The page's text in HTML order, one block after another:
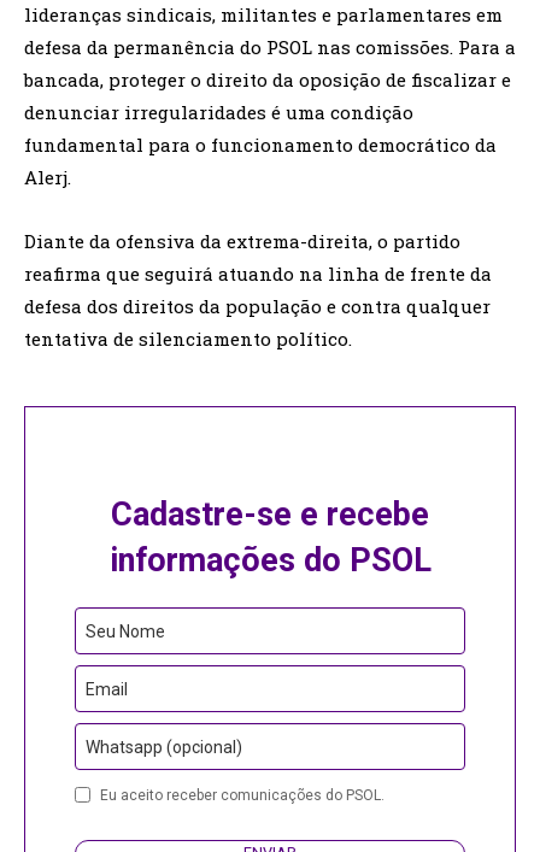
lideranças sindicais, militantes e parlamentares em
defesa da permanência do PSOL nas comissões. Para a
bancada, proteger o direito da oposição de fiscalizar e
denunciar irregularidades é uma condição
fundamental para o funcionamento democrático da
Alerj.
Diante da ofensiva da extrema-direita, o partido
reafirma que seguirá atuando na linha de frente da
defesa dos direitos da população e contra qualquer
tentativa de silenciamento político.
Cadastre-se e recebe
informações do PSOL
Seu Nome
Email
Whatsapp (opcional)
Company
Eu aceito receber comunicações do PSOL.